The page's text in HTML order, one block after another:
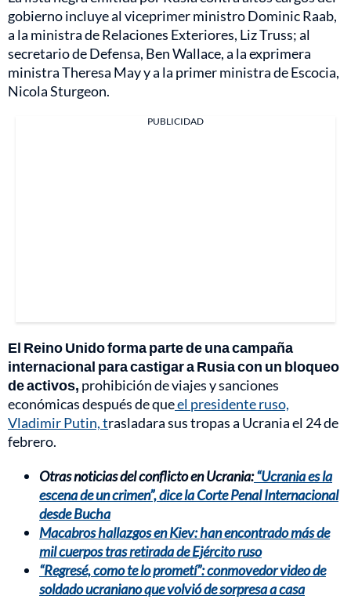
gobierno incluye al viceprimer ministro Dominic Raab,
a la ministra de Relaciones Exteriores, Liz Truss; al
secretario de Defensa, Ben Wallace, a la exprimera
ministra Theresa May y a la primer ministra de Escocia,
Nicola Sturgeon.
PUBLICIDAD
El Reino Unido forma parte de una campaña
internacional para castigar a Rusia con un bloqueo
de activos, prohibición de viajes y sanciones
económicas después de queel presidente ruso,
Vladimir Putin, trasladara sus tropas a Ucrania el 24 de
febrero.
Otras noticias del conflicto en Ucrania:“Ucrania es la
escena de un crimen”, dice la Corte Penal Internacional
desde Bucha
Macabros hallazgos en Kiev: han encontrado más de
mil cuerpos tras retirada de Ejército ruso
“Regresé, como te lo prometí”: conmovedor video de
soldado ucraniano que volvió de sorpresa a casa